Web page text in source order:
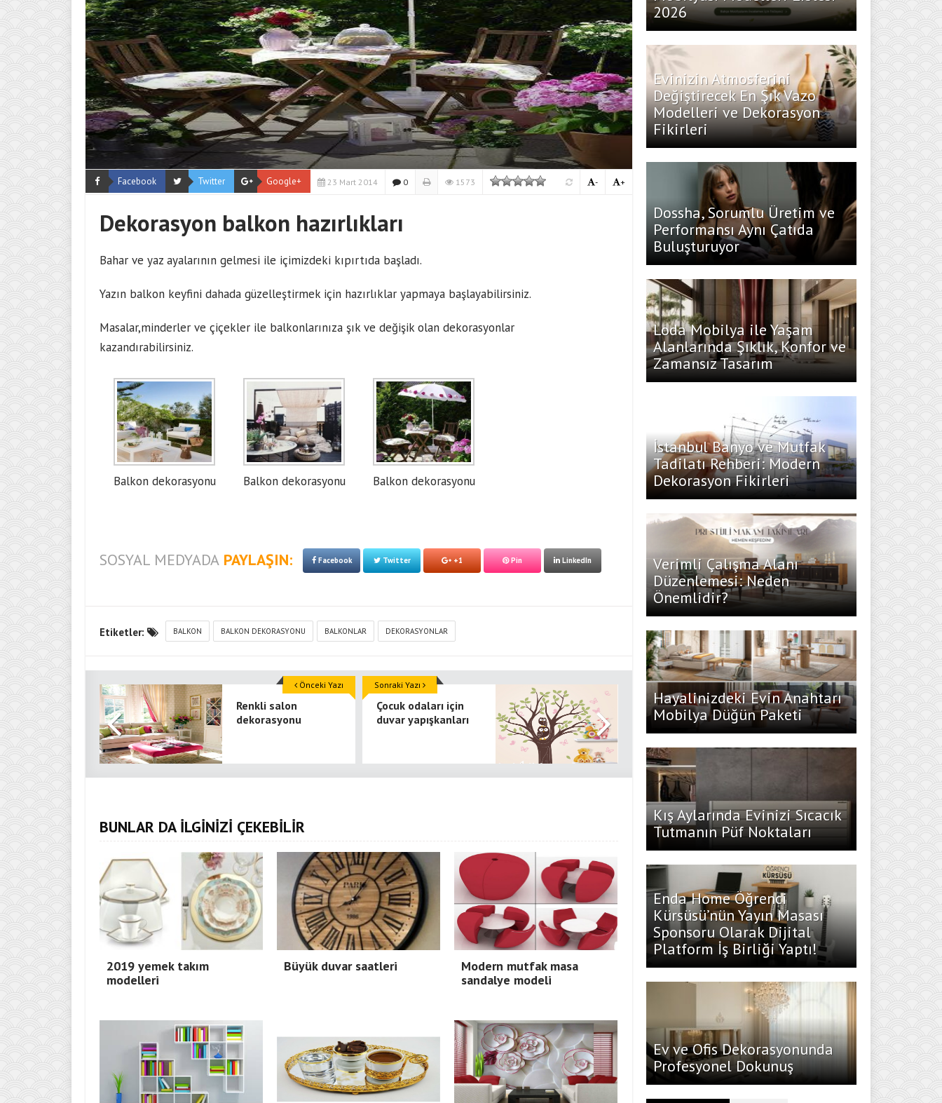
Facebook Twitter Google+ 23 Mart 2014 0 1573 +
-
Dekorasyon balkon hazırlıkları
Bahar ve yaz ayalarının gelmesi ile içimizdeki kıpırtıda başladı.
Yazın balkon keyfini dahada güzelleştirmek için hazırlıklar yapmaya başlayabilirsiniz.
Masalar,minderler ve çiçekler ile balkonlarınıza şık ve değişik olan dekorasyonlar
kazandırabilirsiniz.
Balkon dekorasyonu Balkon dekorasyonu Balkon dekorasyonu
SOSYAL MEDYADA PAYLAŞIN: Facebook Twitter +1 Pin LinkedIn
Etiketler: BALKON BALKON DEKORASYONU BALKONLAR DEKORASYONLAR
Renkli salon
dekorasyonu
Önceki Yazı
Çocuk odaları için
duvar yapışkanları
Sonraki Yazı
BUNLAR DA İLGİNİZİ ÇEKEBİLİR
2019 yemek takım
modelleri
Büyük duvar saatleri
Modern mutfak masa
sandalye modeli
2026
Evinizin Atmosferini
Değiştirecek En Şık Vazo
Modelleri ve Dekorasyon
Fikirleri
Dossha, Sorumlu Üretim ve
Performansı Aynı Çatıda
Buluşturuyor
Loda Mobilya ile Yaşam
Alanlarında Şıklık, Konfor ve
Zamansız Tasarım
İstanbul Banyo ve Mutfak
Tadilatı Rehberi: Modern
Dekorasyon Fikirleri
Verimli Çalışma Alanı
Düzenlemesi: Neden
Önemlidir?
Hayalinizdeki Evin Anahtarı
Mobilya Düğün Paketi
Kış Aylarında Evinizi Sıcacık
Tutmanın Püf Noktaları
Enda Home Öğrenci
Kürsüsü’nün Yayın Masası
Sponsoru Olarak Dijital
Platform İş Birliği Yaptı!
Ev ve Ofis Dekorasyonunda
Profesyonel Dokunuş